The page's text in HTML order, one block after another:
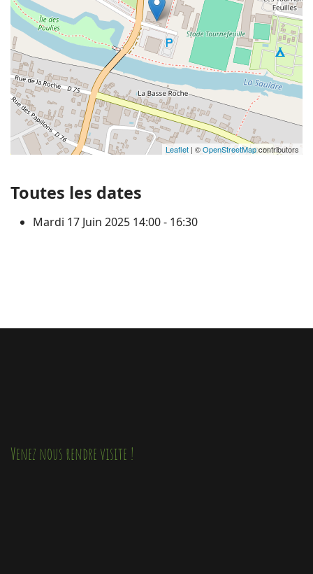
Leaflet | ©OpenStreetMapcontributors
Toutes les dates
Mardi 17 Juin 2025 14:00 - 16:30
Venez nous rendre visite !